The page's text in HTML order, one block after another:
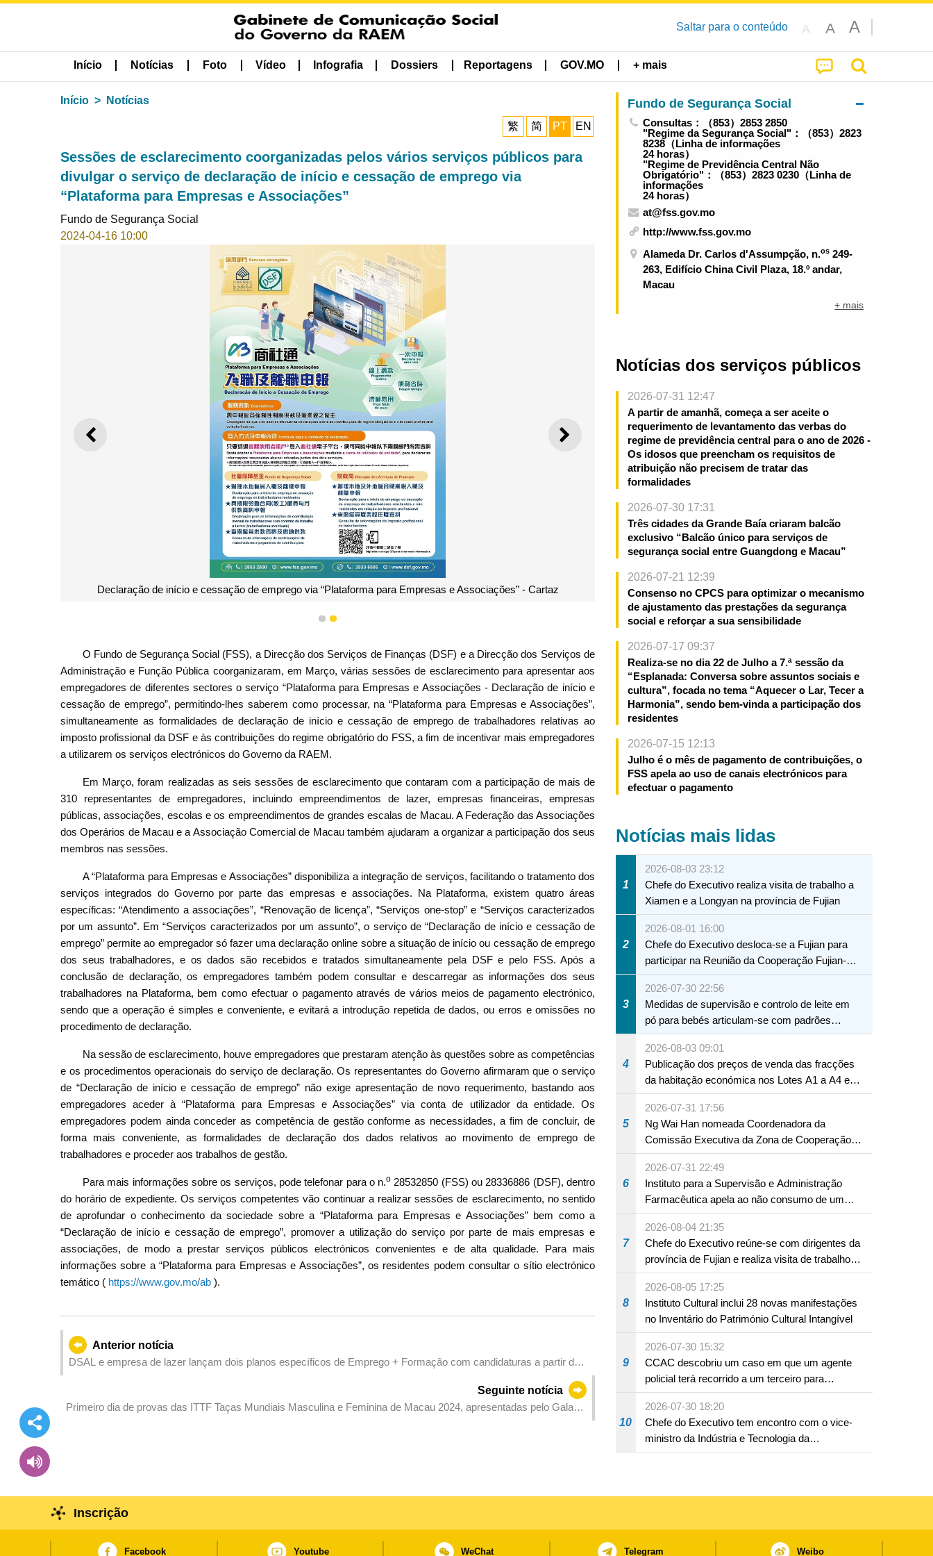
Saltar para o conteúdo A A A
Início Notícias Foto Vídeo Infografia Dossiers Reportagens GOV.MO + mais
Início Notícias
繁 简 PT EN
Sessões de esclarecimento coorganizadas pelos vários serviços públicos para
divulgar o serviço de declaração de início e cessação de emprego via
“Plataforma para Empresas e Associações”
Fundo de Segurança Social
2024-04-16 10:00
ANTERIOR SEGUINTE
Sessões de esclarecimento coorganizadas pelos serviços públicos para divulgar o serviço de declaração de início
1 2
O Fundo de Segurança Social (FSS), a Direcção dos Serviços de Finanças (DSF) e a Direcção dos Serviços de
Administração e Função Pública coorganizaram, em Março, várias sessões de esclarecimento para apresentar aos
empregadores de diferentes sectores o serviço “Plataforma para Empresas e Associações - Declaração de início e
cessação de emprego”, permitindo-lhes saberem como processar, na “Plataforma para Empresas e Associações”,
simultaneamente as formalidades de declaração de início e cessação de emprego de trabalhadores relativas ao
imposto profissional da DSF e às contribuições do regime obrigatório do FSS, a fim de incentivar mais empregadores
a utilizarem os serviços electrónicos do Governo da RAEM.
Em Março, foram realizadas as seis sessões de esclarecimento que contaram com a participação de mais de
310 representantes de empregadores, incluindo empreendimentos de lazer, empresas financeiras, empresas
públicas, associações, escolas e os empreendimentos de grandes escalas de Macau. A Federação das Associações
dos Operários de Macau e a Associação Comercial de Macau também ajudaram a organizar a participação dos seus
membros nas sessões.
A “Plataforma para Empresas e Associações” disponibiliza a integração de serviços, facilitando o tratamento dos
serviços integrados do Governo por parte das empresas e associações. Na Plataforma, existem quatro áreas
específicas: “Atendimento a associações”, “Renovação de licença”, “Serviços one-stop” e “Serviços caracterizados
por um assunto”. Em “Serviços caracterizados por um assunto”, o serviço de “Declaração de início e cessação de
emprego” permite ao empregador só fazer uma declaração online sobre a situação de início ou cessação de emprego
dos seus trabalhadores, e os dados são recebidos e tratados simultaneamente pela DSF e pelo FSS. Após a
conclusão de declaração, os empregadores também podem consultar e descarregar as informações dos seus
trabalhadores na Plataforma, bem como efectuar o pagamento através de vários meios de pagamento electrónico,
sendo que a operação é simples e conveniente, e evitará a introdução repetida de dados, ou erros e omissões no
procedimento de declaração.
Na sessão de esclarecimento, houve empregadores que prestaram atenção às questões sobre as competências
e os procedimentos operacionais do serviço de declaração. Os representantes do Governo afirmaram que o serviço
de “Declaração de início e cessação de emprego” não exige apresentação de novo requerimento, bastando aos
empregadores aceder à “Plataforma para Empresas e Associações” via conta de utilizador da entidade. Os
empregadores podem ainda conceder as competência de gestão conforme as necessidades, a fim de concluir, de
forma mais conveniente, as formalidades de declaração dos dados relativos ao movimento de emprego de
trabalhadores e proceder aos trabalhos de gestão.
Para mais informações sobre os serviços, pode telefonar para o n.o 28532850 (FSS) ou 28336886 (DSF), dentro
do horário de expediente. Os serviços competentes vão continuar a realizar sessões de esclarecimento, no sentido
de aprofundar o conhecimento da sociedade sobre a “Plataforma para Empresas e Associações” bem como a
“Declaração de início e cessação de emprego”, promover a utilização do serviço por parte de mais empresas e
associações, de modo a prestar serviços públicos electrónicos convenientes e de alta qualidade. Para mais
informações sobre a “Plataforma para Empresas e Associações”, os residentes podem consultar o sítio electrónico
temático ( https://www.gov.mo/ab ).
Anterior notícia
DSAL e empresa de lazer lançam dois planos específicos de Emprego + Formação com candidaturas a partir de
Seguinte notícia
Primeiro dia de provas das ITTF Taças Mundiais Masculina e Feminina de Macau 2024, apresentadas pelo Galaxy
Fundo de Segurança Social
Consultas：（853）2853 2850
"Regime da Segurança Social"：（853）2823
8238（Linha de informações
24 horas）
"Regime de Previdência Central Não
Obrigatório"：（853）2823 0230（Linha de
informações
24 horas）
at@fss.gov.mo
http://www.fss.gov.mo
Alameda Dr. Carlos d'Assumpção, n.os 249-
263, Edifício China Civil Plaza, 18.º andar,
Macau
+ mais
Notícias dos serviços públicos
2026-07-31 12:47
A partir de amanhã, começa a ser aceite o
requerimento de levantamento das verbas do
regime de previdência central para o ano de 2026 -
Os idosos que preencham os requisitos de
atribuição não precisem de tratar das
formalidades
2026-07-30 17:31
Três cidades da Grande Baía criaram balcão
exclusivo “Balcão único para serviços de
segurança social entre Guangdong e Macau”
2026-07-21 12:39
Consenso no CPCS para optimizar o mecanismo
de ajustamento das prestações da segurança
social e reforçar a sua sensibilidade
2026-07-17 09:37
Realiza-se no dia 22 de Julho a 7.ª sessão da
“Esplanada: Conversa sobre assuntos sociais e
cultura”, focada no tema “Aquecer o Lar, Tecer a
Harmonia”, sendo bem-vinda a participação dos
residentes
2026-07-15 12:13
Julho é o mês de pagamento de contribuições, o
FSS apela ao uso de canais electrónicos para
efectuar o pagamento
Notícias mais lidas
1
2026-08-03 23:12
Chefe do Executivo realiza visita de trabalho a
Xiamen e a Longyan na província de Fujian
2
2026-08-01 16:00
Chefe do Executivo desloca-se a Fujian para
participar na Reunião da Cooperação Fujian-
Macau
3
2026-07-30 22:56
Medidas de supervisão e controlo de leite em
pó para bebés articulam-se com padrões
internacionais Serviços interdepartamentais
envidam esforços para assegurar a saúde dos
bebés e crianças, assim como a segurança
alimentar
4
2026-08-03 09:01
Publicação dos preços de venda das fracções
da habitação económica nos Lotes A1 a A4 e
A12 da Zona A dos Novos Aterros
5
2026-07-31 17:56
Ng Wai Han nomeada Coordenadora da
Comissão Executiva da Zona de Cooperação
Aprofundada entre Guangdong e Macau em
Hengqin
6
2026-07-31 22:49
Instituto para a Supervisão e Administração
Farmacêutica apela ao não consumo de um
produto com substâncias medicamentosas
ocidentais
7
2026-08-04 21:35
Chefe do Executivo reúne-se com dirigentes da
província de Fujian e realiza visita de trabalho
em Fuzhou
8
2026-08-05 17:25
Instituto Cultural inclui 28 novas manifestações
no Inventário do Património Cultural Intangível
9
2026-07-30 15:32
CCAC descobriu um caso em que um agente
policial terá recorrido a um terceiro para
assumir por si a culpa na sequência de uma
infracção rodoviária
10
2026-07-30 18:20
Chefe do Executivo tem encontro com o vice-
ministro da Indústria e Tecnologia da
Informação
Inscrição
Facebook Youtube WeChat Telegram Weibo